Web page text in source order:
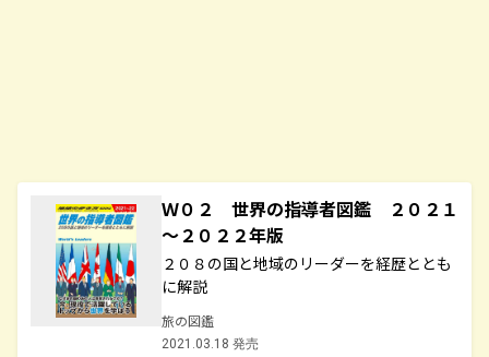
Ｗ０２ 世界の指導者図鑑 ２０２１
～２０２２年版
２０８の国と地域のリーダーを経歴ととも
に解説
旅の図鑑
2021.03.18 発売